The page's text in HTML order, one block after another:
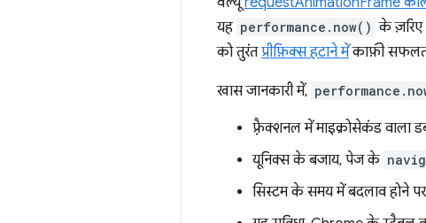
यह performance.now() के ज़रिए
को तुरंतप्रीफ़िक्स हटाने मेंकाफ़ी
खास जानकारी में,
फ़्रैक्शनल में माइक्रोसेकंड वाला
यूनिक्स के बजाय, पेज के
सिस्टम के समय में बदलाव होने